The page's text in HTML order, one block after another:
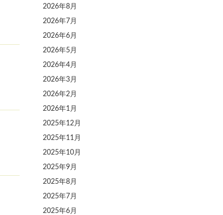
2026年8月
2026年7月
2026年6月
2026年5月
2026年4月
2026年3月
2026年2月
2026年1月
2025年12月
2025年11月
2025年10月
2025年9月
2025年8月
2025年7月
2025年6月